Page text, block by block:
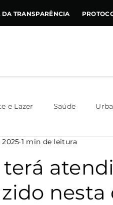
DA TRANSPARÊNCIA
e Lazer Saúde
Geral Meio Ambiente
terá
2025 1 min de leitura